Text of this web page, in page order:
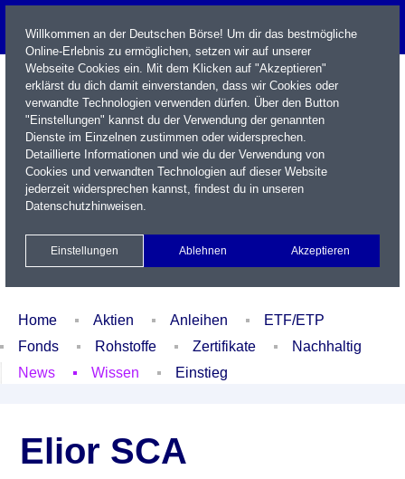
Name / WKN / ISIN / Kürzel
Xetra Realtime
Watchlist Portfolio Login
Home Aktien Anleihen
ETF/ETP
Fonds
Rohstoffe Zertifikate
Nachhaltig
News
Wissen Einstieg
Elior SCA
Willkommen an der Deutschen Börse! Um dir das bestmögliche
Online-Erlebnis zu ermöglichen, setzen wir auf unserer
Webseite Cookies ein. Mit dem Klicken auf "Akzeptieren"
erklärst du dich damit einverstanden, dass wir Cookies oder
verwandte Technologien verwenden dürfen. Über den Button
"Einstellungen" kannst du der Verwendung der genannten
Dienste im Einzelnen zustimmen oder widersprechen.
Detaillierte Informationen und wie du der Verwendung von
Cookies und verwandten Technologien auf dieser Website
jederzeit widersprechen kannst, findest du in unseren
Datenschutzhinweisen.
Einstellungen Ablehnen Akzeptieren